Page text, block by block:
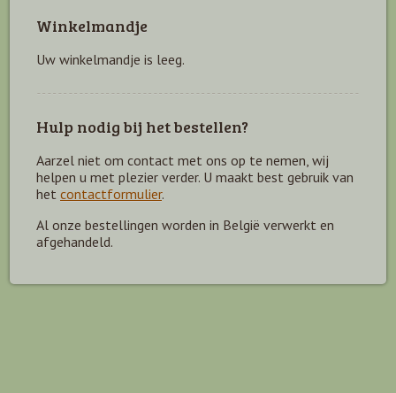
Winkelmandje
Uw winkelmandje is leeg.
Hulp nodig bij het bestellen?
Aarzel niet om contact met ons op te nemen, wij
helpen u met plezier verder. U maakt best gebruik van
het contactformulier.
Al onze bestellingen worden in België verwerkt en
afgehandeld.